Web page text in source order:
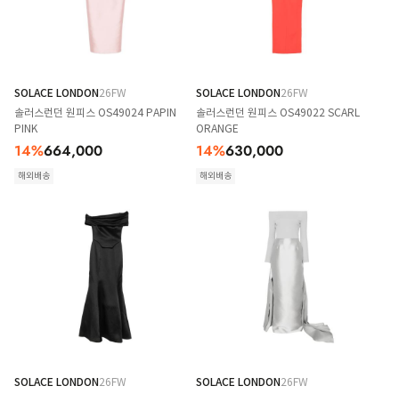
SOLACE LONDON26FW
솔러스런던 원피스 OS49024 PAPIN
PINK
14%664,000
해외배송
SOLACE LONDON26FW
솔러스런던 원피스 OS49022 SCARL
ORANGE
14%630,000
해외배송
SOLACE LONDON26FW
SOLACE LONDON26FW